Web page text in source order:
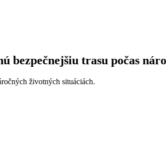
bezpečnejšiu trasu počas
životných situáciách.